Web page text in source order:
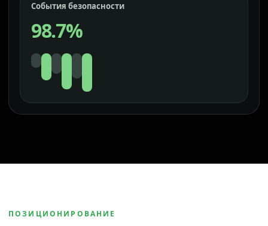
События безопасности
98.7%
ПОЗИЦИОНИРОВАНИЕ